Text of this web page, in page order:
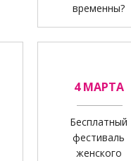
временны?
4 МАРТА
Бесплатный
фестиваль
женского